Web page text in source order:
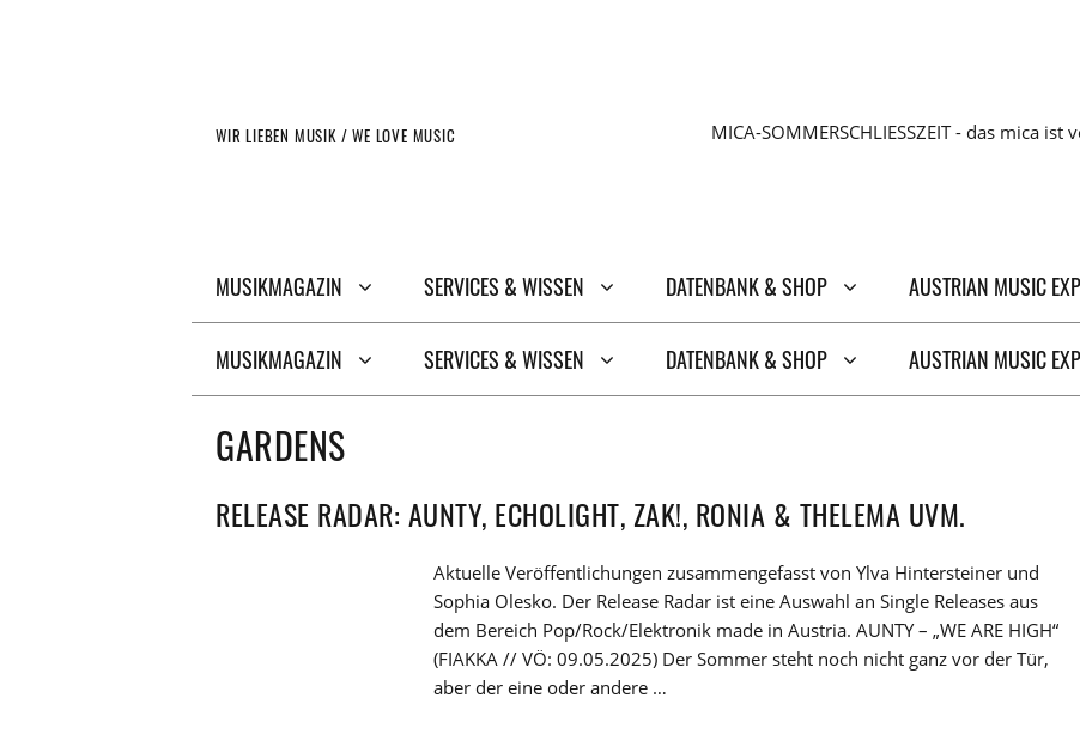
WIR LIEBEN MUSIK / WE LOVE MUSIC MICA-SOMMERSCHLIESSZEIT - das mica
MUSIKMAGAZIN SERVICES & WISSEN DATENBANK & SHOP AUSTRIAN MUSIC
MUSIKMAGAZIN SERVICES & WISSEN DATENBANK & SHOP AUSTRIAN MUSIC
GARDENS
RELEASE RADAR: AUNTY, ECHOLIGHT, ZAK!, RONIA & THELEMA UVM.
Aktuelle Veröffentlichungen zusammengefasst von Ylva Hintersteiner und
Sophia Olesko. Der Release Radar ist eine Auswahl an Single Releases aus
dem Bereich Pop/Rock/Elektronik made in Austria. AUNTY – „WE ARE HIGH“
(FIAKKA // VÖ: 09.05.2025) Der Sommer steht noch nicht ganz vor der Tür,
aber der eine oder andere …